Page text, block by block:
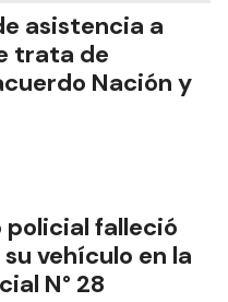
asistencia a
trata de
Nación y
policial falleció
vehículo en la
N° 28